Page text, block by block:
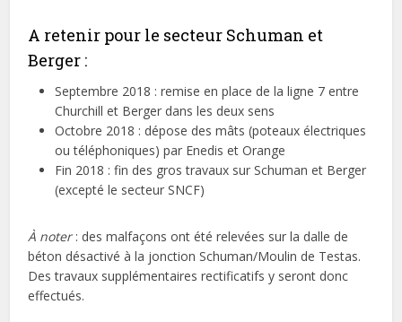
A retenir pour le secteur Schuman et
Berger :
Septembre 2018 : remise en place de la ligne 7 entre
Churchill et Berger dans les deux sens
Octobre 2018 : dépose des mâts (poteaux électriques
ou téléphoniques) par Enedis et Orange
Fin 2018 : fin des gros travaux sur Schuman et Berger
(excepté le secteur SNCF)
À noter: des malfaçons ont été relevées sur la dalle de
béton désactivé à la jonction Schuman/Moulin de Testas.
Des travaux supplémentaires rectificatifs y seront donc
effectués.